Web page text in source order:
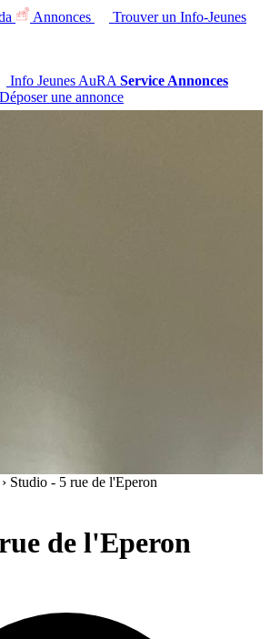
Annonces
Trouver un Info-Jeunes
Info Jeunes AuRA Service Annonces
Déposer une annonce
› Studio - 5 rue de l'Eperon
de l'Eperon